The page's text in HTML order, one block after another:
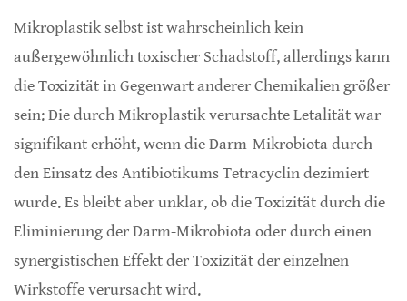
Mikroplastik selbst ist wahrscheinlich kein
außergewöhnlich toxischer Schadstoff, allerdings kann
die Toxizität in Gegenwart anderer Chemikalien größer
sein: Die durch Mikroplastik verursachte Letalität war
signifikant erhöht, wenn die Darm-Mikrobiota durch
den Einsatz des Antibiotikums Tetracyclin dezimiert
wurde. Es bleibt aber unklar, ob die Toxizität durch die
Eliminierung der Darm-Mikrobiota oder durch einen
synergistischen Effekt der Toxizität der einzelnen
Wirkstoffe verursacht wird.